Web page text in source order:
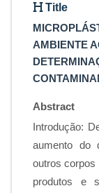
Title
AMBIENTE
Abstract
Introdução:
aumento do
outros corpos
produtos e